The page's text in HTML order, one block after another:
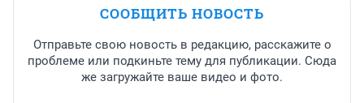
СООБЩИТЬ НОВОСТЬ
Отправьте свою новость в редакцию, расскажите о
проблеме или подкиньте тему для публикации. Сюда
же загружайте ваше видео и фото.